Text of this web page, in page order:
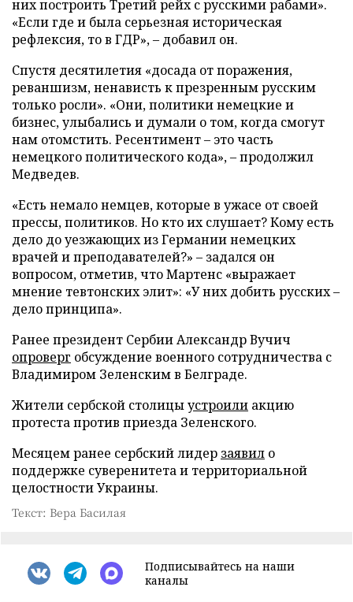
них построить Третий рейх с русскими рабами».
«Если где и была серьезная историческая
рефлексия, то в ГДР», – добавил он.
Спустя десятилетия «досада от поражения,
реваншизм, ненависть к презренным русским
только росли». «Они, политики немецкие и
бизнес, улыбались и думали о том, когда смогут
нам отомстить. Ресентимент – это часть
немецкого политического кода», – продолжил
Медведев.
«Есть немало немцев, которые в ужасе от своей
прессы, политиков. Но кто их слушает? Кому есть
дело до уезжающих из Германии немецких
врачей и преподавателей?» – задался он
вопросом, отметив, что Мартенс «выражает
мнение тевтонских элит»: «У них добить русских –
дело принципа».
Ранее президент Сербии Александр Вучич
опроверг обсуждение военного сотрудничества с
Владимиром Зеленским в Белграде.
Жители сербской столицыустроили акцию
протеста против приезда Зеленского.
Месяцем ранее сербский лидер заявил о
поддержке суверенитета и территориальной
целостности Украины.
Текст: Вера Басилая
Подписывайтесь на наши
каналы